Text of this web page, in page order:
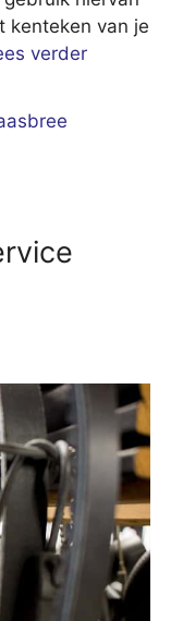
kenteken van je
verder